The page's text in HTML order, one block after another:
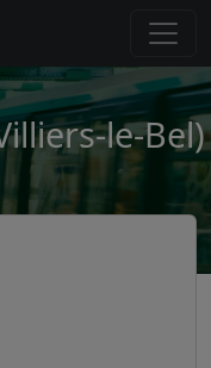
le-Bel)